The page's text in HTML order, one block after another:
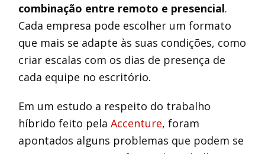
combinação entre remoto e presencial.
Cada empresa pode escolher um formato
que mais se adapte às suas condições, como
criar escalas com os dias de presença de
cada equipe no escritório.
Em um estudo a respeito do trabalho
híbrido feito pelaAccenture, foram
apontados alguns problemas que podem se